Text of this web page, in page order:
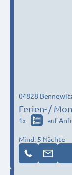
Ferien- /
04828
1x auf
Mind. 5 Nächte